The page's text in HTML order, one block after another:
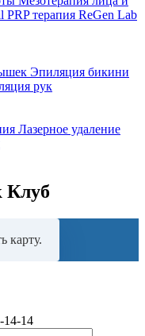
PRP терапия ReGen Lab
Эпиляция бикини
рук
Лазерное удаление
Клуб
карту.
14-14